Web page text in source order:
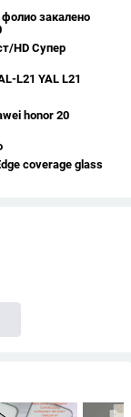
закалено
HD Супер
L21 YAL L21
honor 20
coverage glass